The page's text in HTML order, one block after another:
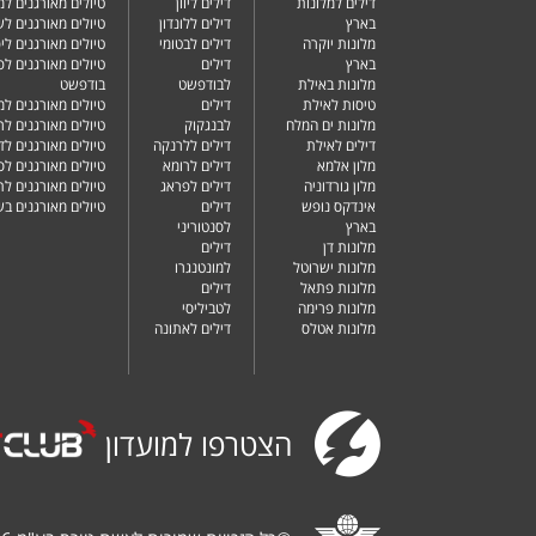
בארץ
מלונות יוקרה
בארץ
מלונות באילת
טיסות לאילת
מלונות ים המלח
דילים לאילת
מלון אלמא
מלון גורדוניה
אינדקס נופש
בארץ
מלונות דן
מלונות ישרוטל
מלונות פתאל
מלונות פרימה
מלונות אטלס
דילים ללונדון
דילים לבטומי
דילים
לבודפשט
דילים
לבנגקוק
דילים ללרנקה
דילים לרומא
דילים לפראג
דילים
לסנטוריני
דילים
למונטנגרו
דילים
לטביליסי
דילים לאתונה
טיולים מאורגנים
טיולים מאורגנים
טיולים מאורגנים
בודפשט
טיולים מאורגנים
טיולים מאורגנים
טיולים מאורגנים
טיולים מאורגנים
טיולים מאורגנים
טיולים מאורגנים
הצטרפו למועדון